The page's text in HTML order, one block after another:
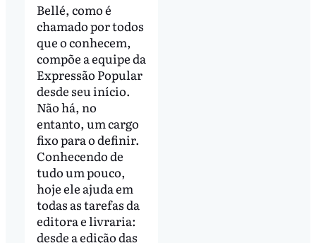
Bellé, como é
chamado por todos
que o conhecem,
compõe a equipe da
Expressão Popular
desde seu início.
Não há, no
entanto, um cargo
fixo para o definir.
Conhecendo de
tudo um pouco,
hoje ele ajuda em
todas as tarefas da
editora e livraria:
desde a edição das